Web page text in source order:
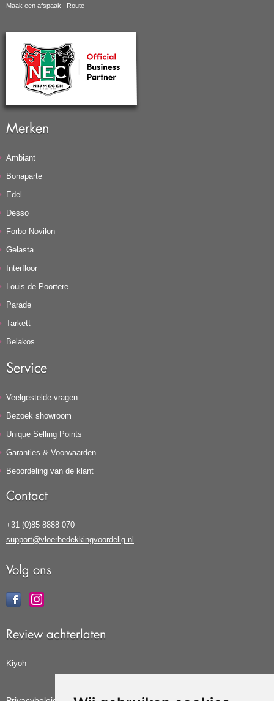
Maak een afspaak | Route
Merken
Ambiant
Bonaparte
Edel
Desso
Forbo Novilon
Gelasta
Interfloor
Louis de Poortere
Parade
Tarkett
Belakos
Service
Veelgestelde vragen
Bezoek showroom
Unique Selling Points
Garanties & Voorwaarden
Beoordeling van de klant
Contact
+31 (0)85 8888 070
support@vloerbedekkingvoordelig.nl
Volg ons
Review achterlaten
Kiyoh